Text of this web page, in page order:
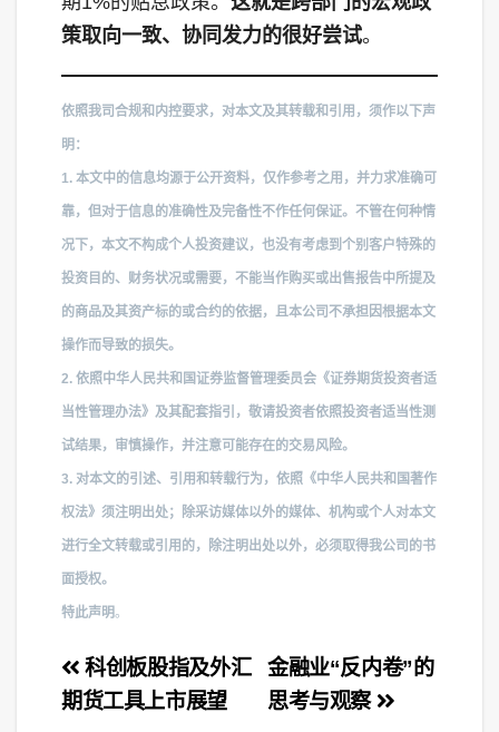
策取向一致、协同发力的很好尝试。
依照我司合规和内控要求，对本文及其转载和引用，须作以下声
明：
1. 本文中的信息均源于公开资料，仅作参考之用，并力求准确可
靠，但对于信息的准确性及完备性不作任何保证。不管在何种情
况下，本文不构成个人投资建议，也没有考虑到个别客户特殊的
投资目的、财务状况或需要，不能当作购买或出售报告中所提及
的商品及其资产标的或合约的依据，且本公司不承担因根据本文
操作而导致的损失。
2. 依照中华人民共和国证券监督管理委员会《证券期货投资者适
当性管理办法》及其配套指引，敬请投资者依照投资者适当性测
试结果，审慎操作，并注意可能存在的交易风险。
3. 对本文的引述、引用和转载行为，依照《中华人民共和国著作
权法》须注明出处；除采访媒体以外的媒体、机构或个人对本文
进行全文转载或引用的，除注明出处以外，必须取得我公司的书
面授权。
特此声明。
文
章
金融业“反内卷”的
思考与观察
科创板股指及外汇
期货工具上市展望